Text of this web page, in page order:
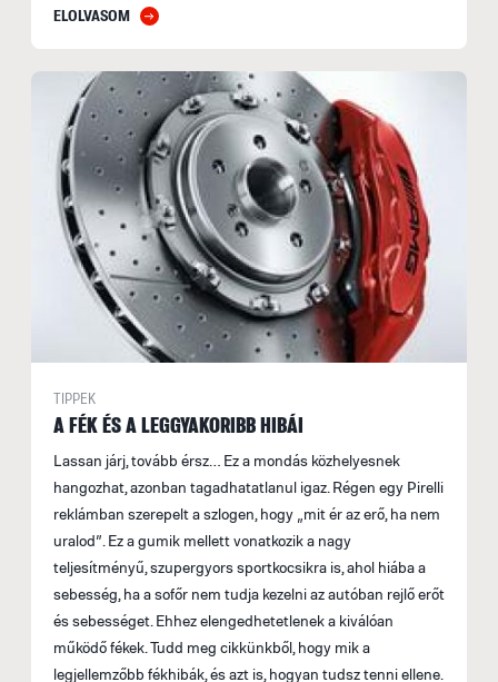
ELOLVASOM
TIPPEK
A FÉK ÉS A LEGGYAKORIBB HIBÁI
Lassan járj, tovább érsz… Ez a mondás közhelyesnek
hangozhat, azonban tagadhatatlanul igaz. Régen egy Pirelli
reklámban szerepelt a szlogen, hogy „mit ér az erő, ha nem
uralod”. Ez a gumik mellett vonatkozik a nagy
teljesítményű, szupergyors sportkocsikra is, ahol hiába a
sebesség, ha a sofőr nem tudja kezelni az autóban rejlő erőt
és sebességet. Ehhez elengedhetetlenek a kiválóan
működő fékek. Tudd meg cikkünkből, hogy mik a
legjellemzőbb fékhibák, és azt is, hogyan tudsz tenni ellene.